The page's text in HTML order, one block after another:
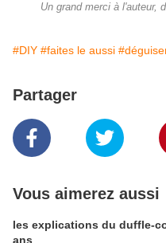
Un grand merci à l'auteur,
#DIY #faites le aussi
Partager
Vous aimerez aussi
les explications du duffle-
ans